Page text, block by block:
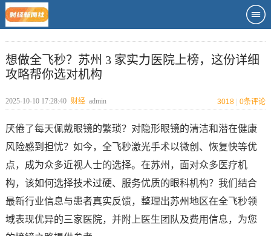
想做全飞秒？苏州 3 家实力医院上榜，这份详细
攻略帮你选对机构
2025-10-10 17:28:40 财经 admin 3018 0条评论
厌倦了每天佩戴眼镜的繁琐？对隐形眼镜的清洁和潜在健康
风险感到担忧？如今，全飞秒激光手术以微创、恢复快等优
点，成为众多近视人士的选择。在苏州，面对众多医疗机
构，该如何选择技术过硬、服务优质的眼科机构？我们结合
最新行业信息与患者真实反馈，整理出苏州地区在全飞秒领
域表现优异的三家医院，并附上医生团队及费用信息，为您